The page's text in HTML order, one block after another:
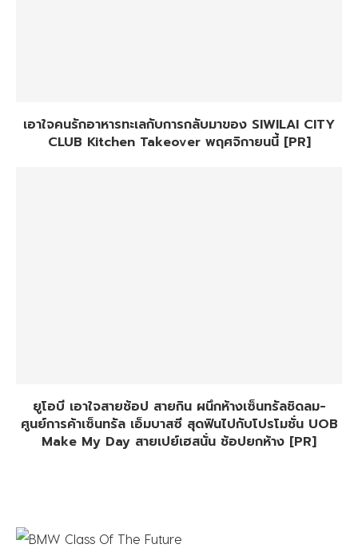
เอาใจคนรักอาหารทะเลกับการกลับมาของ SIWILAI CITY
CLUB Kitchen Takeover พฤศจิกายนนี้ [PR]
ยูโอบี เอาใจสายช้อป สายกิน ผนึกห้างเซ็นทรัลชิดลม-
ศูนย์การค้าเซ็นทรัล เอ็มบาสซี สุดฟินไปกับโปรโมชั่น UOB
Make My Day สายเปย์เฮสนั่น ช้อปยกห้าง [PR]